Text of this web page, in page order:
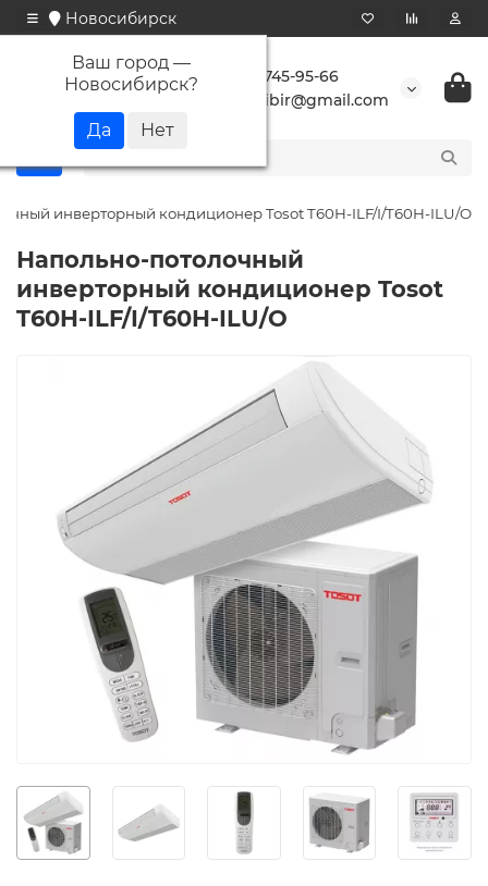
Новосибирск
Ваш город —
Новосибирск?
+7 923 745-95-66
buransibir@gmail.com
инверторный кондиционер Tosot T60H-ILF/I/T60H-ILU/O
Напольно-потолочный
инверторный кондиционер Tosot
T60H-ILF/I/T60H-ILU/O